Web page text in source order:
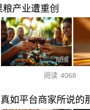
产业遭重创
阅读 4068
如平台商家所说的